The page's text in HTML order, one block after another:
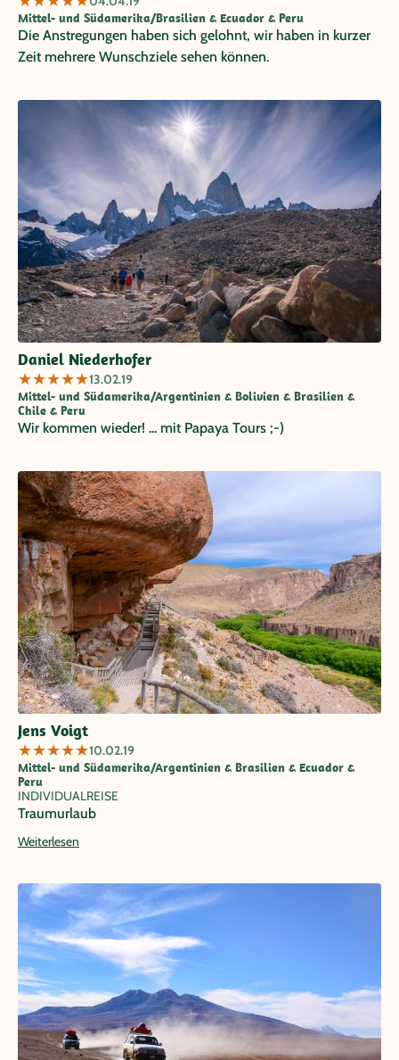
Mittel- und Südamerika/Brasilien & Ecuador & Peru
Die Anstregungen haben sich gelohnt, wir haben in kurzer
Zeit mehrere Wunschziele sehen können.
Daniel Niederhofer
★★★★★13.02.19
Mittel- und Südamerika/Argentinien & Bolivien & Brasilien &
Chile & Peru
Wir kommen wieder! ... mit Papaya Tours ;-)
Jens Voigt
★★★★★10.02.19
Mittel- und Südamerika/Argentinien & Brasilien & Ecuador &
Peru
INDIVIDUALREISE
Traumurlaub
Weiterlesen